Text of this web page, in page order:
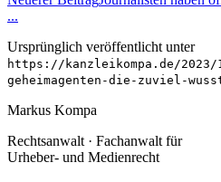
...
Ursprünglich veröffentlicht unter
https://kanzleikompa.de/
geheimagenten-die-zuviel-
Markus Kompa
Rechtsanwalt · Fachanwalt für
Urheber- und Medienrecht